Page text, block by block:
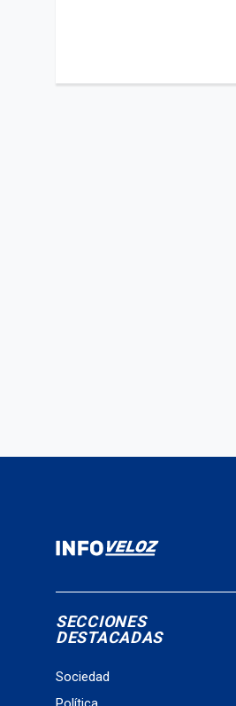
SECCIONES
DESTACADAS
Sociedad